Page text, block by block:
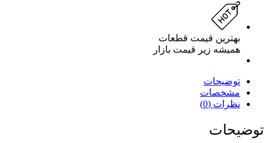
بهترین قیمت قطعات
همیشه زیر قیمت بازار
توضیحات
مشخصات
نظرات (0)
توضیحات